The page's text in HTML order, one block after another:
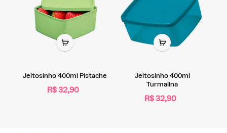
Jeitosinho 400ml Pistache
R$ 32,90
Jeitosinho 400ml
Turmalina
R$ 32,90